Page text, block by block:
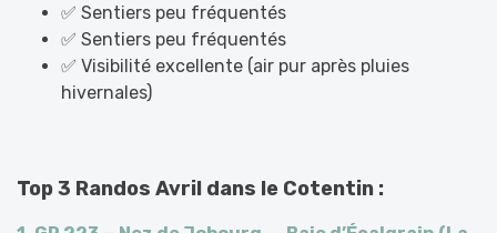
✅ Sentiers peu fréquentés
✅ Sentiers peu fréquentés
✅ Visibilité excellente (air pur après pluies
hivernales)
Top 3 Randos Avril dans le Cotentin :